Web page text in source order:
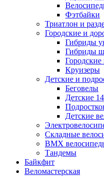
Фэтбайки
Триатлон и
Городские и
Гибриды
Гибриды
Круизеры
Детские и
Беговелы
Детские
Детские
Складные
BMX
Тандемы
Байкфит
Веломастерская